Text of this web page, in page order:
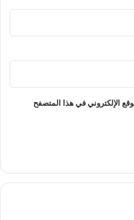
الإلكتروني في هذا المتصفح